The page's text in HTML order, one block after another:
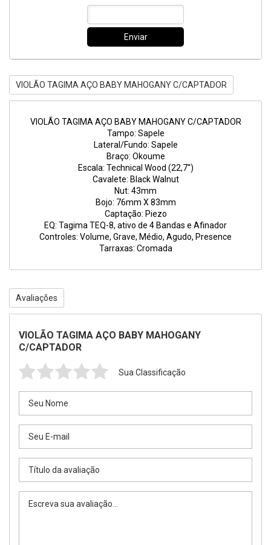
Enviar
VIOLÃO TAGIMA AÇO BABY MAHOGANY C/CAPTADOR
VIOLÃO TAGIMA AÇO BABY MAHOGANY C/CAPTADOR
Tampo: Sapele
Lateral/Fundo: Sapele
Braço: Okoume
Escala: Technical Wood (22,7'')
Cavalete: Black Walnut
Nut: 43mm
Bojo: 76mm X 83mm
Captação: Piezo
EQ: Tagima TEQ-8, ativo de 4 Bandas e Afinador
Controles: Volume, Grave, Médio, Agudo, Presence
Tarraxas: Cromada
Avaliações
VIOLÃO TAGIMA AÇO BABY MAHOGANY
C/CAPTADOR
Sua Classificação